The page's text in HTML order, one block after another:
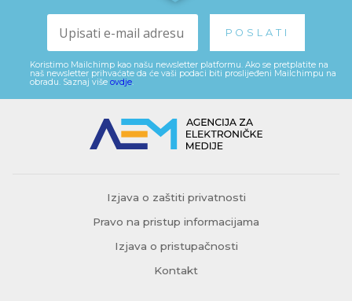
Koristimo Mailchimp kao našu newsletter platformu. Ako se pretplatite na
naš newsletter prihvaćate da će vaši podaci biti proslijeđeni Mailchimpu na
obradu. Saznaj više ovdje.
Izjava o zaštiti privatnosti
Pravo na pristup informacijama
Izjava o pristupačnosti
Kontakt